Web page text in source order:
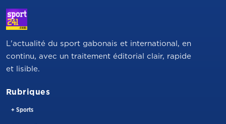
L'actualité du sport gabonais et international, en
continu, avec un traitement éditorial clair, rapide
et lisible.
Rubriques
+ Sports